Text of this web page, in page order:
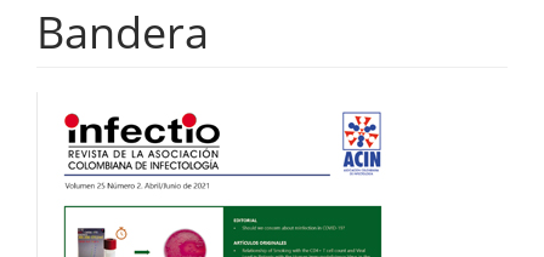
Bandera
Barra
lateral
del
artículo